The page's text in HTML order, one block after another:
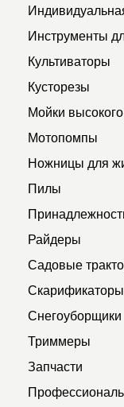
Инструменты
Культиваторы
Кусторезы
Мойки
Мотопомпы
Ножницы для
Пилы
Райдеры
Садовые
Скарификаторы
Снегоуборщики
Триммеры
Запчасти